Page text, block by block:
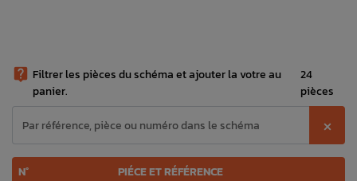
 Filtrer les pièces du schéma et ajouter la votre au
panier.
24
pièces
⨉
N° PIÉCE ET RÉFÉRENCE